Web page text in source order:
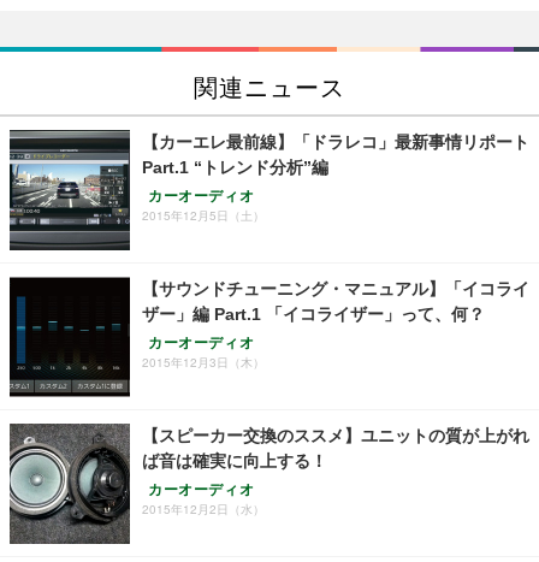
関連ニュース
【カーエレ最前線】「ドラレコ」最新事情リポート
Part.1 “トレンド分析”編
カーオーディオ
2015年12月5日（土）
【サウンドチューニング・マニュアル】「イコライ
ザー」編 Part.1 「イコライザー」って、何？
カーオーディオ
2015年12月3日（木）
【スピーカー交換のススメ】ユニットの質が上がれ
ば音は確実に向上する！
カーオーディオ
2015年12月2日（水）